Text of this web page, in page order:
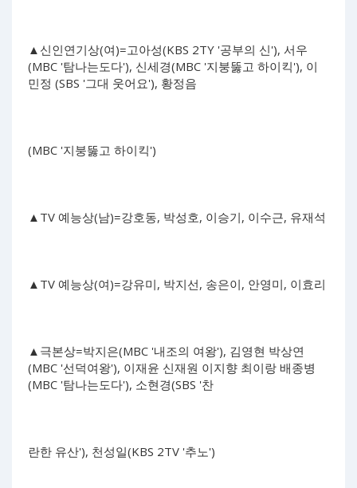
▲신인연기상(여)=고아성(KBS 2TY '공부의 신'), 서우
(MBC '탐나는도다'), 신세경(MBC '지붕뚫고 하이킥'), 이
민정 (SBS '그대 웃어요'), 황정음
(MBC '지붕뚫고 하이킥')
▲TV 예능상(남)=강호동, 박성호, 이승기, 이수근, 유재석
▲TV 예능상(여)=강유미, 박지선, 송은이, 안영미, 이효리
▲극본상=박지은(MBC '내조의 여왕'), 김영현 박상연
(MBC '선덕여왕'), 이재윤 신재원 이지향 최이랑 배종병
(MBC '탐나는도다'), 소현경(SBS '찬
란한 유산'), 천성일(KBS 2TV '추노')